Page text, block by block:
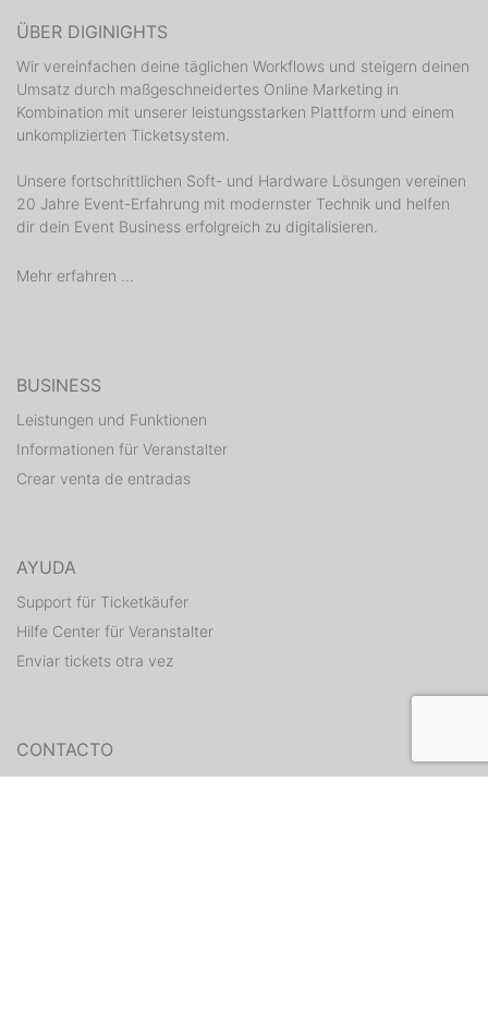
ÜBER DIGINIGHTS
Wir vereinfachen deine täglichen Workflows und steigern deinen
Umsatz durch maßgeschneidertes Online Marketing in
Kombination mit unserer leistungsstarken Plattform und einem
unkomplizierten Ticketsystem.
Unsere fortschrittlichen Soft- und Hardware Lösungen vereinen
20 Jahre Event-Erfahrung mit modernster Technik und helfen
dir dein Event Business erfolgreich zu digitalisieren.
Mehr erfahren ...
BUSINESS
Leistungen und Funktionen
Informationen für Veranstalter
Crear venta de entradas
AYUDA
Support für Ticketkäufer
Hilfe Center für Veranstalter
Enviar tickets otra vez
CONTACTO